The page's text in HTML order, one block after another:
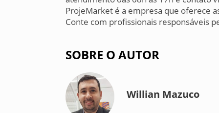
ProjeMarket é a empresa que oferece
Conte com profissionais responsáveis
SOBRE O AUTOR
Willian Mazuco